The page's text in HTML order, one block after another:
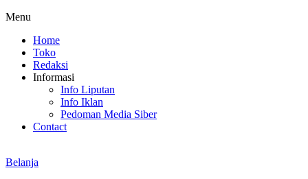
Menu
Home
Toko
Redaksi
Informasi
Info Liputan
Info Iklan
Pedoman Media Siber
Contact
Belanja